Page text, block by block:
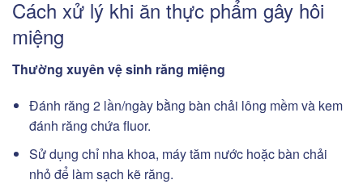
Cách xử lý khi ăn thực phẩm gây hôi
miệng
Thường xuyên vệ sinh răng miệng
Đánh răng 2 lần/ngày bằng bàn chải lông mềm và kem
đánh răng chứa fluor.
Sử dụng chỉ nha khoa, máy tăm nước hoặc bàn chải
nhỏ để làm sạch kẽ răng.